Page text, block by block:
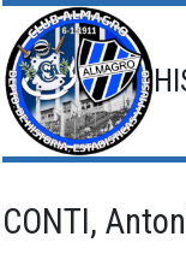
Saltar
al
contenido
CONTI,